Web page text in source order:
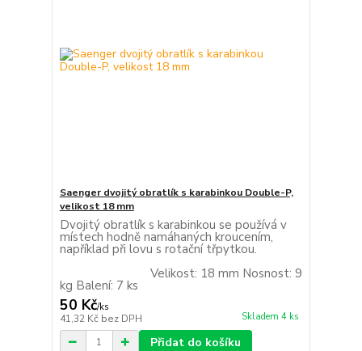
Saenger dvojitý obratlík s karabinkou Double-P,
velikost 18 mm
Dvojitý obratlík s karabinkou se používá v
místech hodně namáhaných kroucením,
například při lovu s rotační třpytkou.
Velikost: 18 mm Nosnost: 9
kg Balení: 7 ks
50 Kč/ks
41,32 Kč bez DPH Skladem 4 ks
Přidat do košíku